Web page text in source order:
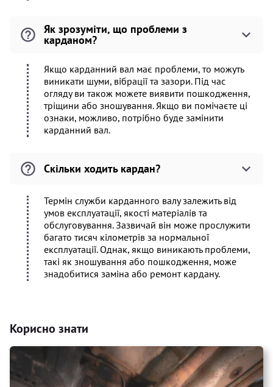
Як зрозуміти, що проблеми з
карданом?
Якщо карданний вал має проблеми, то можуть
виникати шуми, вібрації та зазори. Під час
огляду ви також можете виявити пошкодження,
тріщини або зношування. Якщо ви помічаєте ці
ознаки, можливо, потрібно буде замінити
карданний вал.
Скільки ходить кардан?
Термін служби карданного валу залежить від
умов експлуатації, якості матеріалів та
обслуговування. Зазвичай він може прослужити
багато тисяч кілометрів за нормальної
експлуатації. Однак, якщо виникають проблеми,
такі як зношування або пошкодження, може
знадобитися заміна або ремонт кардану.
Корисно знати